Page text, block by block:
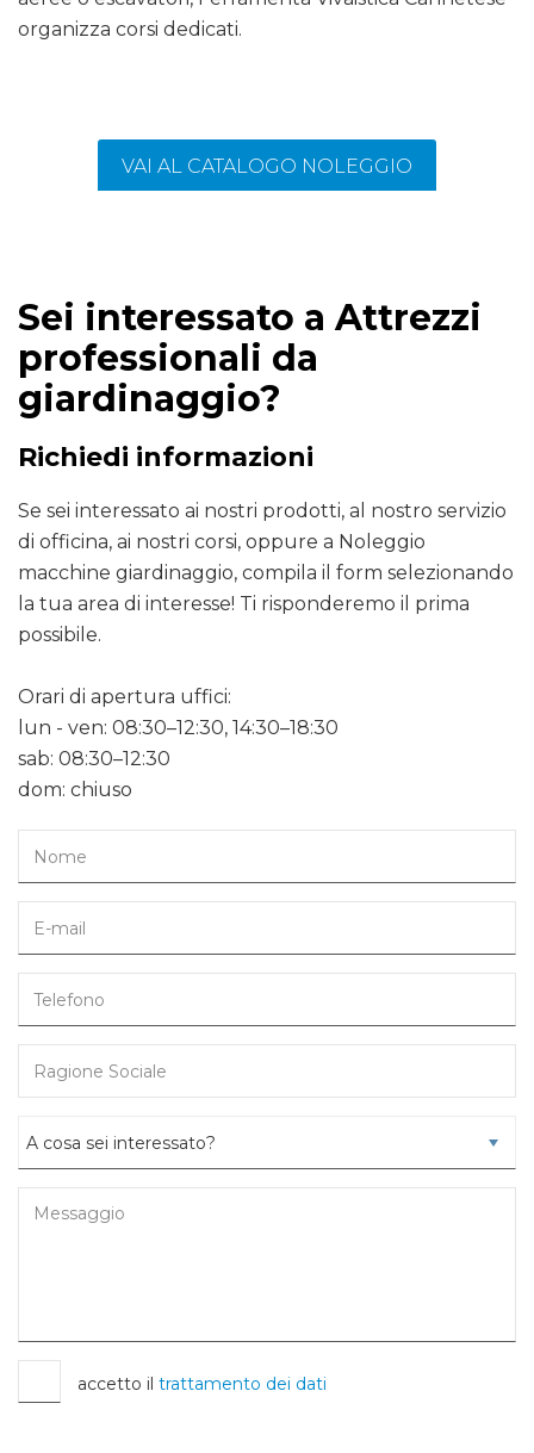
organizza corsi dedicati.
VAI AL CATALOGO NOLEGGIO
Sei interessato a Attrezzi
professionali da
giardinaggio?
Richiedi informazioni
Se sei interessato ai nostri prodotti, al nostro servizio
di officina, ai nostri corsi, oppure a Noleggio
macchine giardinaggio, compila il form selezionando
la tua area di interesse! Ti risponderemo il prima
possibile.
Orari di apertura uffici:
lun - ven: 08:30–12:30, 14:30–18:30
sab: 08:30–12:30
dom: chiuso
accetto il trattamento dei dati